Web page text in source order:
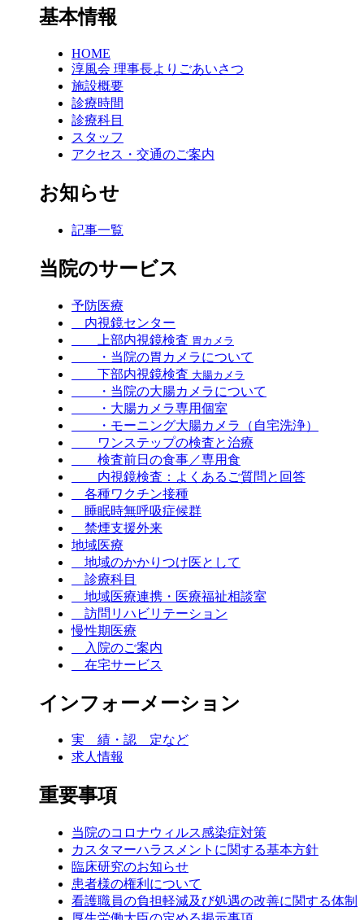
基本情報
HOME
淳風会 理事長よりごあいさつ
施設概要
診療時間
診療科目
スタッフ
アクセス・交通のご案内
お知らせ
記事一覧
当院のサービス
予防医療
内視鏡センター
上部内視鏡検査 胃カメラ
・当院の胃カメラについて
下部内視鏡検査 大腸カメラ
・当院の大腸カメラについて
・大腸カメラ専用個室
・モーニング大腸カメラ（自宅洗浄）
ワンステップの検査と治療
検査前日の食事／専用食
内視鏡検査：よくあるご質問と回答
各種ワクチン接種
睡眠時無呼吸症候群
禁煙支援外来
地域医療
地域のかかりつけ医として
診療科目
地域医療連携・医療福祉相談室
訪問リハビリテーション
慢性期医療
入院のご案内
在宅サービス
インフォーメーション
実 績・認 定など
求人情報
重要事項
当院のコロナウィルス感染症対策
カスタマーハラスメントに関する基本方針
臨床研究のお知らせ
患者様の権利について
看護職員の負担軽減及び処遇の改善に関する体制